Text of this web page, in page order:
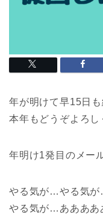
年が明けて早15日
本年もどうぞよろし
年明け1発目のメー
やる気が…やる気
やる気が…ああああ